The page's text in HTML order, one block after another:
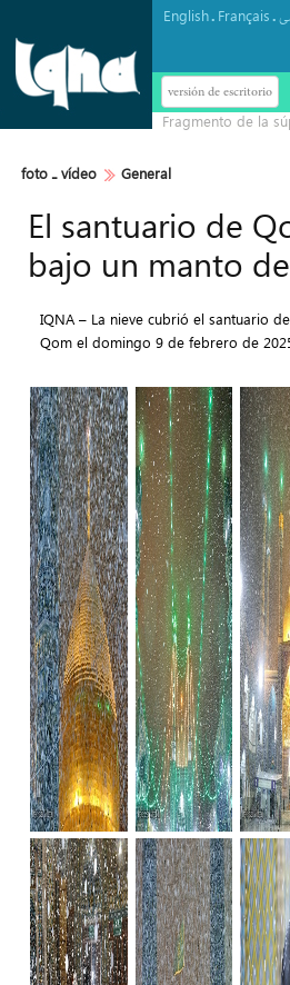
English. Français.
versión de escritorio
Eid al-Fitr:
del musulmán
foto ـ vídeo General
El santuario de
bajo un manto
IQNA – La nieve cubrió el santuario
Qom el domingo 9 de febrero de